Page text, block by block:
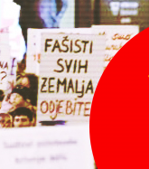
Skip
to
content